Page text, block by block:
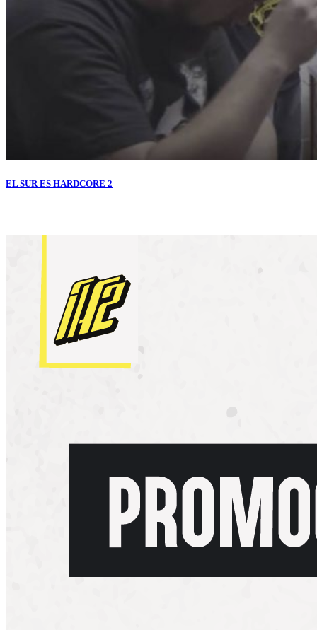
EL SUR ES HARDCORE 2